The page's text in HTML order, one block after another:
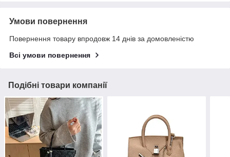
Умови повернення
Повернення товару впродовж 14 днів за домовленістю
Всі умови повернення
Подібні товари компанії